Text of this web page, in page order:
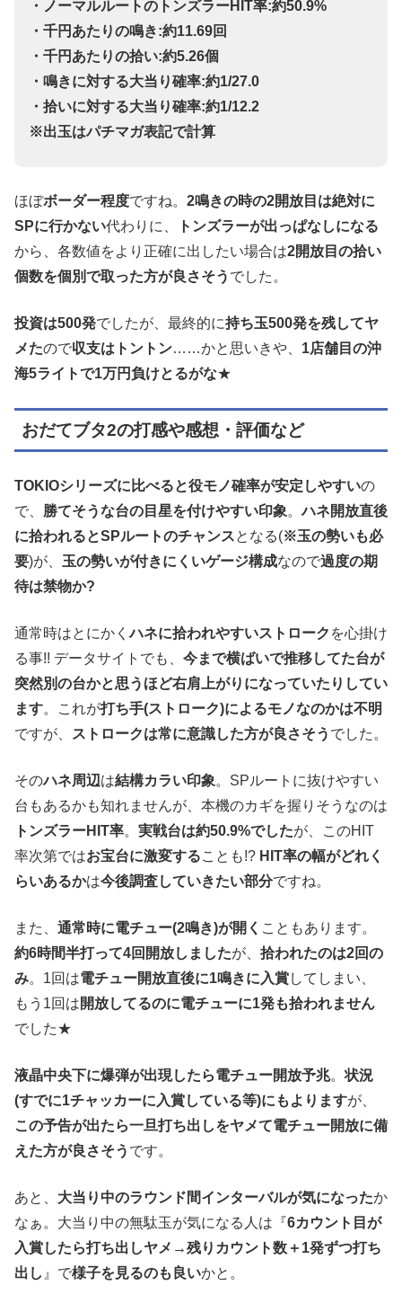
・ノーマルルートのトンズラーHIT率:約50.9%
・千円あたりの鳴き:約11.69回
・千円あたりの拾い:約5.26個
・鳴きに対する大当り確率:約1/27.0
・拾いに対する大当り確率:約1/12.2
※出玉はパチマガ表記で計算
ほぼボーダー程度ですね。 2鳴きの時の2開放目は絶対に
SPに行かない代わりに、
トンズラーが出っぱなしになる
から、各数値をより正確に出したい場合は2開放目の拾い
個数を個別で取った方が良さそう でした。
投資は500発でしたが、最終的に持ち玉500発を残してヤ
メたので収支はトントン……かと思いきや、 1店舗目の沖
海5ライトで1万円負けとるがな★
おだてブタ2の打感や感想・評価など
TOKIOシリーズに比べると役モノ確率が安定しやすいの
で、 勝てそうな台の目星を付けやすい印象。ハネ開放直後
に拾われるとSPルートのチャンスとなる(※玉の勢いも必
要)が、 玉の勢いが付きにくいゲージ構成なので過度の期
待は禁物か?
通常時はとにかくハネに拾われやすいストローク を心掛け
る事!! データサイトでも、 今まで横ばいで推移してた台が
突然別の台かと思うほど右肩上がりになっていたりしてい
ます。これが打ち手(ストローク)によるモノなのかは不明
ですが、
ストロークは常に意識した方が良さそう でした。
そのハネ周辺は結構カラい印象。SPルートに抜けやすい
台もあるかも知れませんが、本機のカギを握りそうなのは
トンズラーHIT率。 実戦台は約50.9%でしたが、このHIT
率次第ではお宝台に激変することも!? HIT率の幅がどれく
らいあるかは今後調査していきたい部分ですね。
また、 通常時に電チュー(2鳴き)が開く こともあります。
約6時間半打って4回開放しましたが、 拾われたのは2回の
み。1回は電チュー開放直後に1鳴きに入賞してしまい、
もう1回は開放してるのに電チューに1発も拾われません
でした★
液晶中央下に爆弾が出現したら電チュー開放予兆。状況
(すでに1チャッカーに入賞している等)にもよりますが、
この予告が出たら一旦打ち出しをヤメて電チュー開放に備
えた方が良さそう です。
あと、 大当り中のラウンド間インターバルが気になったか
なぁ。大当り中の無駄玉が気になる人は『6カウント目が
入賞したら打ち出しヤメ→残りカウント数＋1発ずつ打ち
出し 』で様子を見るのも良いかと。